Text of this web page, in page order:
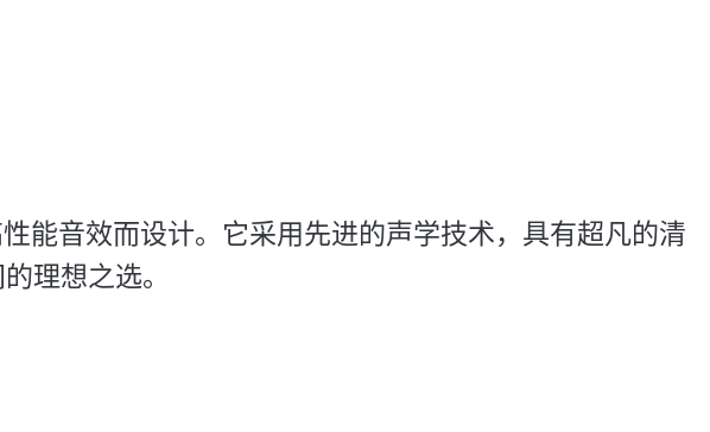
能音效而设计。它采用先进的声学技术，具有超凡的清
理想之选。